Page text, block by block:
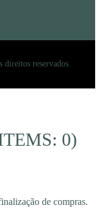
direitos reservados.
0)
de compras.